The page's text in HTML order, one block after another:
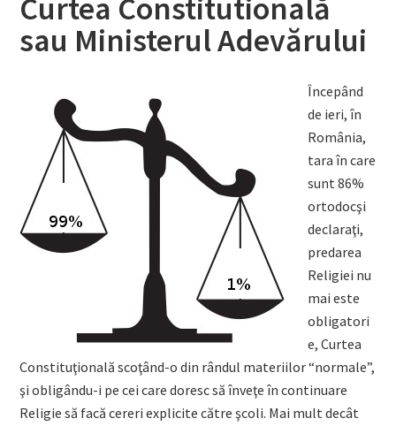
Curtea Constitutională
sau Ministerul Adevărului
Începând
de ieri, în
România,
tara în care
sunt 86%
ortodocşi
declaraţi,
predarea
Religiei nu
mai este
obligatori
e, Curtea
Constituţională scoţând-o din rândul materiilor “normale”,
şi obligându-i pe cei care doresc să înveţe în continuare
Religie să facă cereri explicite către şcoli. Mai mult decât